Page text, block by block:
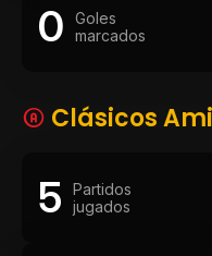
0
Goles
marcados
Clásicos
5
Partidos
jugados